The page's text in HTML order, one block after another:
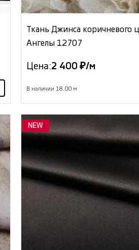
Ткань Джинса коричневого
Ангелы 12707
Цена:2 400 ₽/м
В наличии 18.00 м
NEW